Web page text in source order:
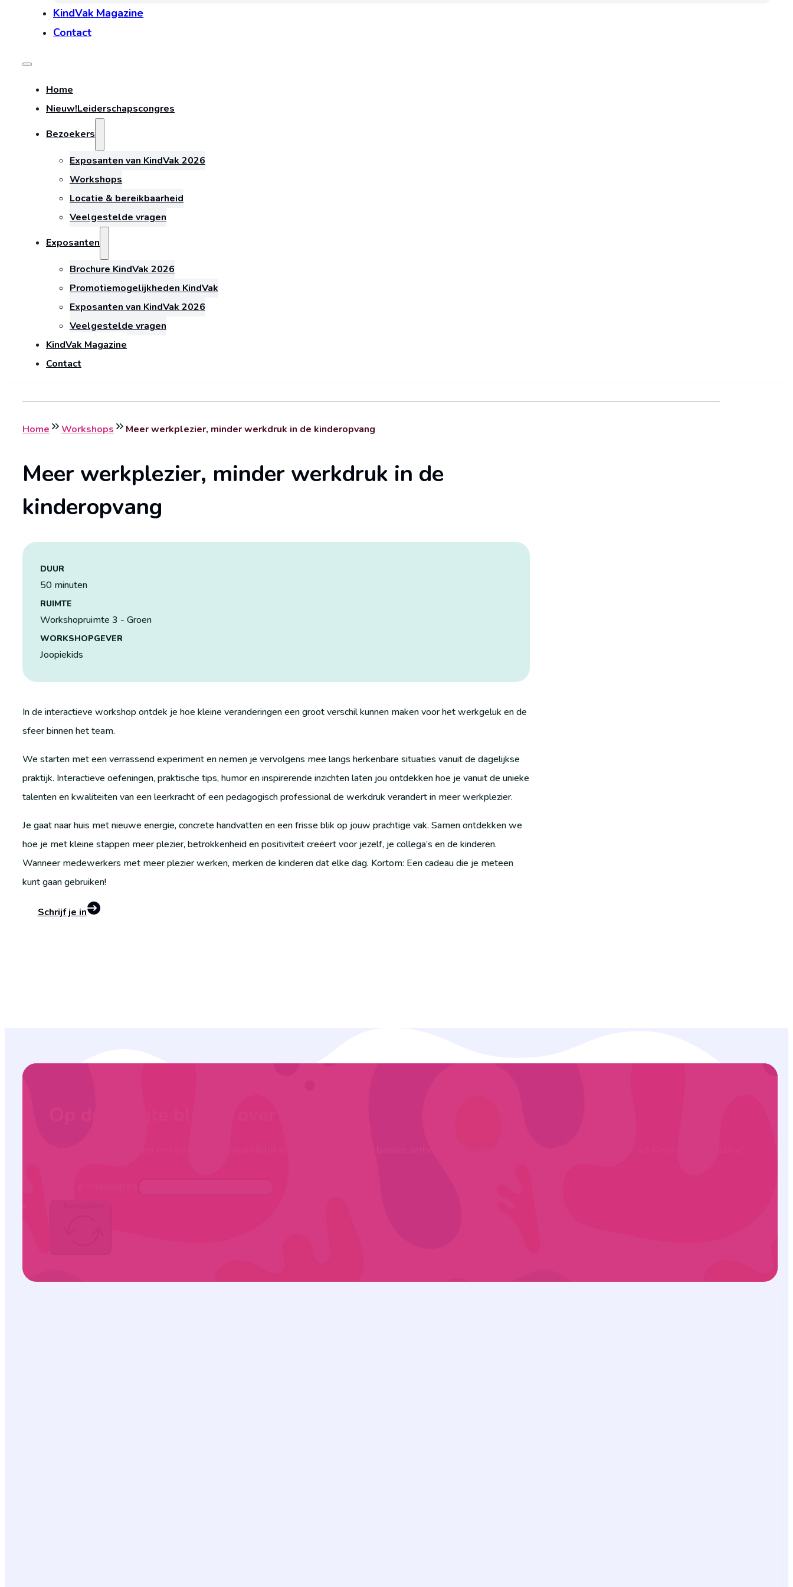
KindVak Magazine
Contact
Home
Nieuw!Leiderschapscongres
Bezoekers
Exposanten van KindVak 2026
Workshops
Locatie & bereikbaarheid
Veelgestelde vragen
Exposanten
Brochure KindVak 2026
Promotiemogelijkheden KindVak
Exposanten van KindVak 2026
Veelgestelde vragen
KindVak Magazine
Contact
Home Workshops Meer werkplezier, minder werkdruk in de kinderopvang
Meer werkplezier, minder werkdruk in de
kinderopvang
DUUR
50 minuten
RUIMTE
Workshopruimte 3 - Groen
WORKSHOPGEVER
Joopiekids
In de interactieve workshop ontdek je hoe kleine veranderingen een groot verschil kunnen maken voor het werkgeluk en de
sfeer binnen het team.
We starten met een verrassend experiment en nemen je vervolgens mee langs herkenbare situaties vanuit de dagelijkse
praktijk. Interactieve oefeningen, praktische tips, humor en inspirerende inzichten laten jou ontdekken hoe je vanuit de unieke
talenten en kwaliteiten van een leerkracht of een pedagogisch professional de werkdruk verandert in meer werkplezier.
Je gaat naar huis met nieuwe energie, concrete handvatten en een frisse blik op jouw prachtige vak. Samen ontdekken we
hoe je met kleine stappen meer plezier, betrokkenheid en positiviteit creëert voor jezelf, je collega’s en de kinderen.
Wanneer medewerkers met meer plezier werken, merken de kinderen dat elke dag. Kortom: Een cadeau die je meteen
kunt gaan gebruiken!
Schrijf je in